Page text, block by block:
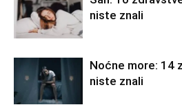
niste znali
Noćne more: 14
niste znali